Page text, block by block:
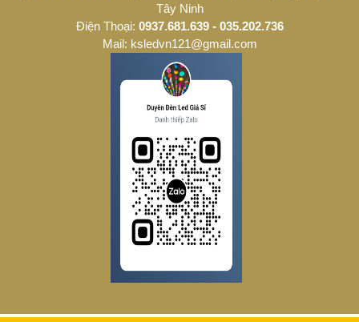
Tây Ninh
Điện Thoại: 0937.681.639 - 035.202.736
Mail: ksledvn121@gmail.com